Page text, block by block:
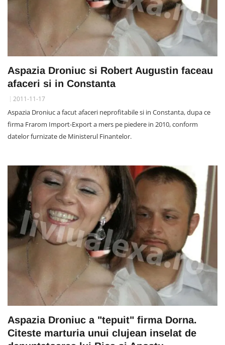
Aspazia Droniuc si Robert Augustin faceau
afaceri si in Constanta
2011-11-17
Aspazia Droniuc a facut afaceri neprofitabile si in Constanta, dupa ce
firma Frarom Import-Export a mers pe piedere in 2010, conform
datelor furnizate de Ministerul Finantelor.
Aspazia Droniuc a "tepuit" firma Dorna.
Citeste marturia unui clujean inselat de